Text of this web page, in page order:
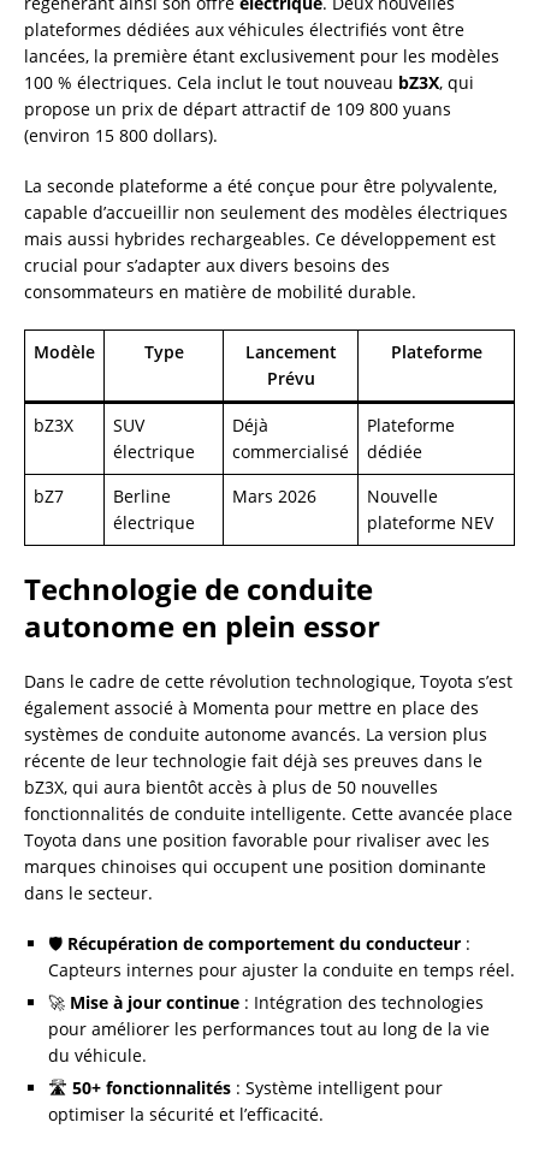
plateformes dédiées aux véhicules électrifiés vont être
lancées, la première étant exclusivement pour les modèles
100 % électriques. Cela inclut le tout nouveau bZ3X, qui
propose un prix de départ attractif de 109 800 yuans
(environ 15 800 dollars).
La seconde plateforme a été conçue pour être polyvalente,
capable d’accueillir non seulement des modèles électriques
mais aussi hybrides rechargeables. Ce développement est
crucial pour s’adapter aux divers besoins des
consommateurs en matière de mobilité durable.
Modèle Type
Lancement
Prévu
Plateforme
bZ3X
SUV
électrique
Déjà
commercialisé
Plateforme
dédiée
bZ7
Berline
électrique
Mars 2026
Nouvelle
plateforme NEV
Technologie de conduite
autonome en plein essor
Dans le cadre de cette révolution technologique, Toyota s’est
également associé à Momenta pour mettre en place des
systèmes de conduite autonome avancés. La version plus
récente de leur technologie fait déjà ses preuves dans le
bZ3X, qui aura bientôt accès à plus de 50 nouvelles
fonctionnalités de conduite intelligente. Cette avancée place
Toyota dans une position favorable pour rivaliser avec les
marques chinoises qui occupent une position dominante
dans le secteur.
🛡️ Récupération de comportement du conducteur :
Capteurs internes pour ajuster la conduite en temps réel.
🚀 Mise à jour continue : Intégration des technologies
pour améliorer les performances tout au long de la vie
du véhicule.
🛣️ 50+ fonctionnalités : Système intelligent pour
optimiser la sécurité et l’efficacité.